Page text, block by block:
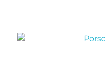
Puls Magazin
Zukunft der Mobilität